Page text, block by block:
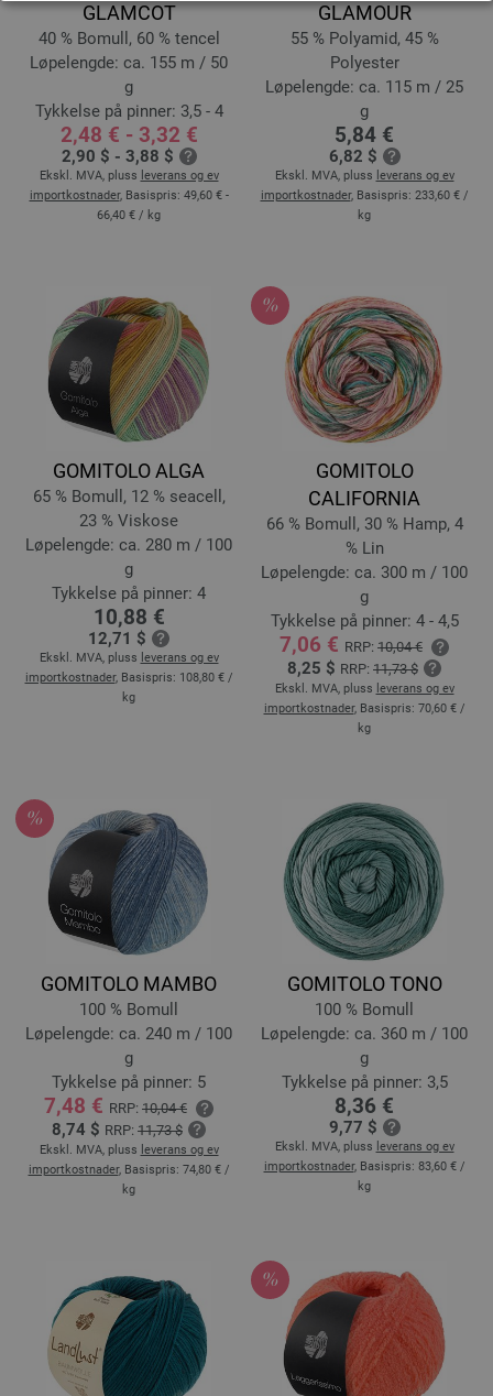
GLAMCOT
40 % Bomull, 60 % tencel
Løpelengde: ca. 155 m / 50
g
Tykkelse på pinner: 3,5 - 4
2,48 € - 3,32 €
2,90 $ - 3,88 $
Ekskl. MVA, pluss leverans og ev
importkostnader, Basispris: 49,60 € -
66,40 € / kg
GLAMOUR
55 % Polyamid, 45 %
Polyester
Løpelengde: ca. 115 m / 25
g
5,84 €
6,82 $
Ekskl. MVA, pluss leverans og ev
importkostnader, Basispris: 233,60 € /
kg
GOMITOLO ALGA
65 % Bomull, 12 % seacell,
23 % Viskose
Løpelengde: ca. 280 m / 100
g
Tykkelse på pinner: 4
10,88 €
12,71 $
Ekskl. MVA, pluss leverans og ev
importkostnader, Basispris: 108,80 € /
kg
GOMITOLO
CALIFORNIA
66 % Bomull, 30 % Hamp, 4
% Lin
Løpelengde: ca. 300 m / 100
g
Tykkelse på pinner: 4 - 4,5
7,06 € RRP: 10,04 €
8,25 $ RRP: 11,73 $
Ekskl. MVA, pluss leverans og ev
importkostnader, Basispris: 70,60 € /
kg
GOMITOLO MAMBO
100 % Bomull
Løpelengde: ca. 240 m / 100
g
Tykkelse på pinner: 5
7,48 € RRP: 10,04 €
8,74 $ RRP: 11,73 $
Ekskl. MVA, pluss leverans og ev
importkostnader, Basispris: 74,80 € /
kg
GOMITOLO TONO
100 % Bomull
Løpelengde: ca. 360 m / 100
g
Tykkelse på pinner: 3,5
8,36 €
9,77 $
Ekskl. MVA, pluss leverans og ev
importkostnader, Basispris: 83,60 € /
kg